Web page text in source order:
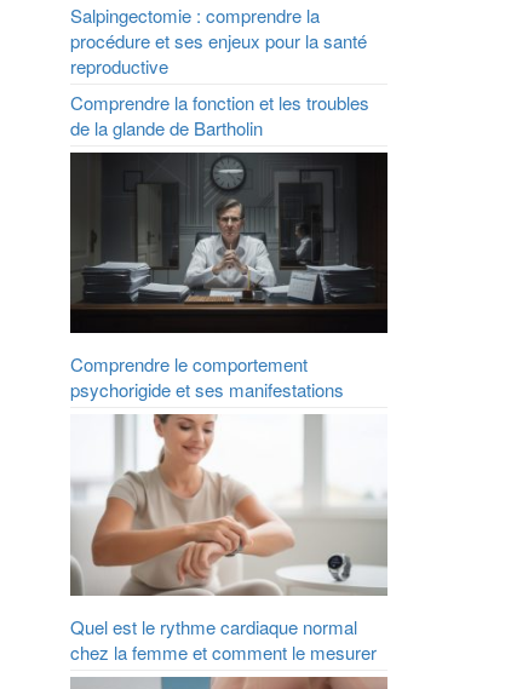
Salpingectomie : comprendre la
procédure et ses enjeux pour la santé
reproductive
Comprendre la fonction et les troubles
de la glande de Bartholin
Comprendre le comportement
psychorigide et ses manifestations
Quel est le rythme cardiaque normal
chez la femme et comment le mesurer